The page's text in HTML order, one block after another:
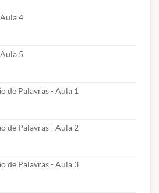
de textos. Denotação
de linguagem. Coesão e
textual. Significação das
classes de palavras. Sintaxe da
Pontuação. Concordância
verbal e nominal. Estudo
4
5
de Palavras - Aula 1
de Palavras - Aula 2
de Palavras - Aula 3